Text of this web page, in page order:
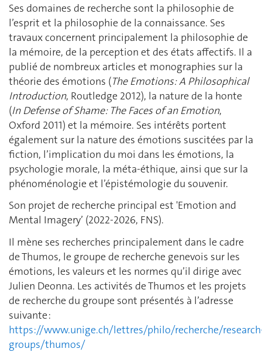
Ses domaines de recherche sont la philosophie de
l’esprit et la philosophie de la connaissance. Ses
travaux concernent principalement la philosophie de
la mémoire, de la perception et des états affectifs. Il a
publié de nombreux articles et monographies sur la
théorie des émotions (The Emotions: A Philosophical
Introduction, Routledge 2012), la nature de la honte
(In Defense of Shame: The Faces of an Emotion,
Oxford 2011) et la mémoire. Ses intérêts portent
également sur la nature des émotions suscitées par la
fiction, l’implication du moi dans les émotions, la
psychologie morale, la méta-éthique, ainsi que sur la
phénoménologie et l’épistémologie du souvenir.
Son projet de recherche principal est 'Emotion and
Mental Imagery’ (2022-2026, FNS).
Il mène ses recherches principalement dans le cadre
de Thumos, le groupe de recherche genevois sur les
émotions, les valeurs et les normes qu’il dirige avec
Julien Deonna. Les activités de Thumos et les projets
de recherche du groupe sont présentés à l’adresse
suivante :
https://www.unige.ch/lettres/philo/recherche/
groups/thumos/